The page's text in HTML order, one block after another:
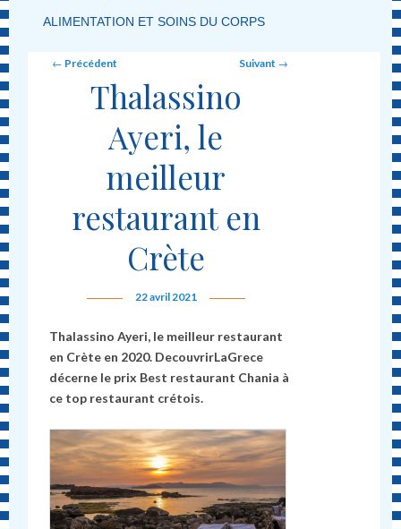
ALIMENTATION ET SOINS DU CORPS
Post navigation
← Précédent Suivant →
Thalassino
Ayeri, le
meilleur
restaurant en
Crète
22 avril 2021
Thalassino Ayeri, le meilleur restaurant
en Crète en 2020. DecouvrirLaGrece
décerne le prix Best restaurant Chania à
ce top restaurant crétois.